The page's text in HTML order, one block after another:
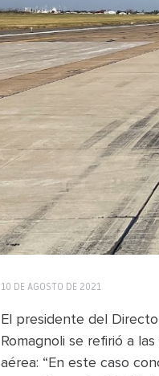
10 DE AGOSTO DE 2021
El presidente del
Romagnoli se refirió a
aérea: “En este caso